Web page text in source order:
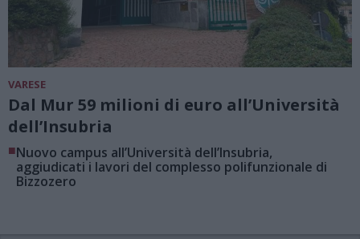
VARESE
Dal Mur 59 milioni di euro all’Università
dell’Insubria
■Nuovo campus all’Università dell’Insubria,
aggiudicati i lavori del complesso polifunzionale di
Bizzozero